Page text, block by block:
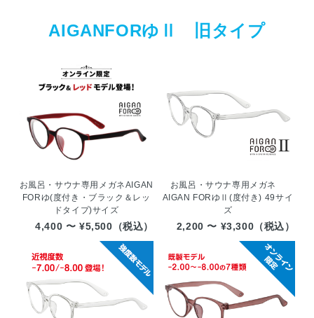
AIGANFORゆⅡ 旧タイプ
お風呂・サウナ専用メガネAIGAN
FORゆ(度付き・ブラック＆レッ
ドタイプ)サイズ
4,400 〜 ¥5,500（税込）
お風呂・サウナ専用メガネ
AIGAN FORゆⅡ(度付き) 49サイ
ズ
2,200 〜 ¥3,300（税込）